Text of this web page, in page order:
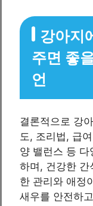
강아지
주면 좋
언
결론적으로 강
도, 조리법, 급
양 밸런스 등
하며, 건강한 간
한 관리와 애정
새우를 안전하